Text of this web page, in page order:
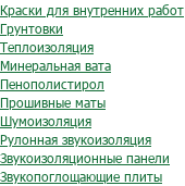
Краски для внутренних работ
Грунтовки
Теплоизоляция
Минеральная вата
Пенополистирол
Прошивные маты
Шумоизоляция
Рулонная звукоизоляция
Звукоизоляционные панели
Звукопоглощающие плиты